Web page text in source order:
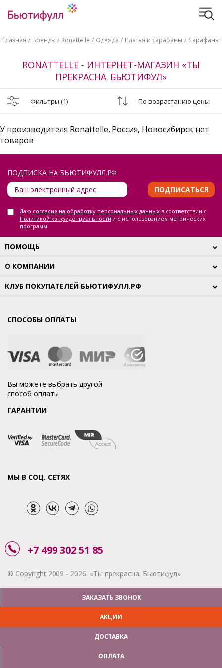
Главная Бренды Ronattelle Одежда Платья и сарафаны Сарафаны
RONATTELLE - ИНТЕРНЕТ-МАГАЗИН «ТЫ
ПРЕКРАСНА. БЬЮТИФУЛ»
Фильтры (1) По возрастанию цены
У производителя Ronattelle, Россия, Новосибирск нет
товаров
ПОДПИСКА НА БЬЮТИФУЛЛ.РФ
ПОДПИСАТЬСЯ
Даю согласие на обработку персональных данныхв соответствии с
Политикой конфиденциальности и с использованием метрических
программ
ПОМОЩЬ
О КОМПАНИИ
КЛУБ ПОКУПАТЕЛЕЙ БЬЮТИФУЛЛ.РФ
СПОСОБЫ ОПЛАТЫ
Вы можете выбрать другой
способ оплаты
ГАРАНТИИ
МЫ В СОЦ. СЕТЯХ
+7 499 302 51 85
© Copyright 2009 - 2026. «Ты прекрасна. Бьютифул»
ЗАКАЗАТЬ ЗВОНОК
АКЦИИ
ДОСТАВКА
ОПЛАТА